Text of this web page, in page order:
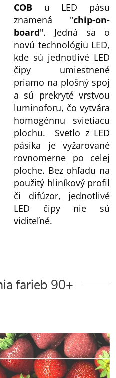
COB u LED pásu
znamená "chip-on-
board". Jedná sa o
novú technológiu LED,
kde sú jednotlivé LED
čipy umiestnené
priamo na plošný spoj
a sú prekryté vrstvou
luminoforu, čo vytvára
homogénnu svietiacu
plochu. Svetlo z LED
pásika je vyžarované
rovnomerne po celej
ploche. Bez ohľadu na
použitý hliníkový profil
či difúzor, jednotlivé
LED čipy nie sú
viditeľné.
farieb 90+